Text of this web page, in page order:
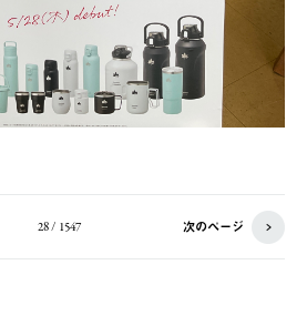
28 / 1547 次のページ